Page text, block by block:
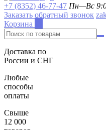
+7 (8352) 46-77-47 Пн—Вс
Заказать обратный звонок
Корзина
Доставка по
России и СНГ
Любые
способы
оплаты
Свыше
12 000